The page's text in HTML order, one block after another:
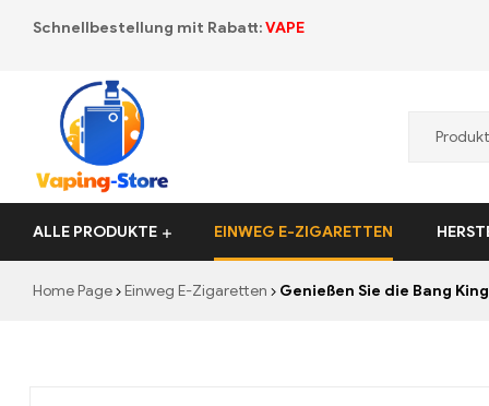
Schnellbestellung mit Rabatt:VAPE
Vaping-
Store.de
ALLE PRODUKTE EINWEG E-ZIGARETTEN
Home Page Einweg E-Zigaretten Genießen Sie die Bang King